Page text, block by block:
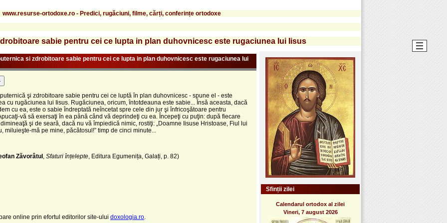
www.resurse-ortodoxe.ro - Predici, rugăciuni, filme, cărți, conferințe ortodoxe
sabie pentru cei ce lupta in plan duhovnicesc este rugaciunea lui Iisus
si zdrobitoare sabie pentru cei ce lupta in plan duhovnicesc este rugaciunea lui
şi zdrobitoare sabie pentru cei ce luptă în plan duhovnicesc - spune el - este
cu rugăciunea lui Iisus. Rugăciunea, oricum, întotdeauna este sabie... Însă aceasta, dacă
cu ea, este o sabie îndreptată neîncetat spre cele din jur şi înfricoşătoare pentru
vă să exersaţi în ea până când vă deprindeţi cu ea. Începeţi cu puţin: după fiecare
şi de seară, dacă nu vă împiedică nimic, rostiţi: „Doamne Iisuse Hristoase, Fiul lui
miluieşte-mă pe mine, păcătosul!” timp de cinci minute...
Zăvorâtul Sfaturi înțelepte , Editura Egumenița, Galați, p. 82)
online prin efortul editorilor site-ului doxologia.ro
Sfinții zilei
Calendarul ortodox al zilei
Vineri, 7 august 2026